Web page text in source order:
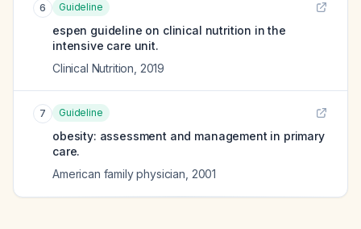
6 Guideline
espen guideline on clinical nutrition in the
intensive care unit.
Clinical Nutrition 2019
7 Guideline
obesity: assessment and management in primary
care.
American family physician 2001